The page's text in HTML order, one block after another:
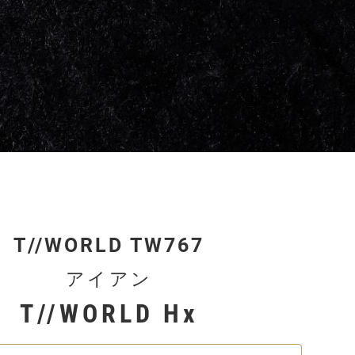
T//WORLD TW767
アイアン
T//WORLD Hx